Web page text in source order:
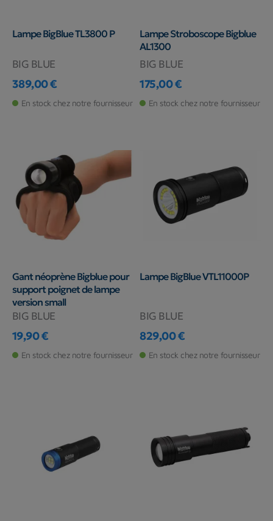
Lampe BigBlue TL3800 P
BIG BLUE
Prix
389,00 €
En stock chez notre fournisseur
Lampe Stroboscope Bigblue
AL1300
BIG BLUE
Prix
175,00 €
En stock chez notre fournisseur
Gant néoprène Bigblue pour
support poignet de lampe
version small
BIG BLUE
Prix
19,90 €
En stock chez notre fournisseur
Lampe BigBlue VTL11000P
BIG BLUE
Prix
829,00 €
En stock chez notre fournisseur